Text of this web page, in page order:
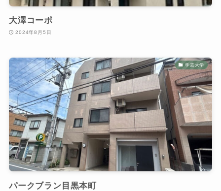
大澤コーポ
2024年8月5日
学芸大学
パークブラン目黒本町